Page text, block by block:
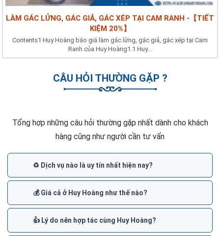
LÀM GÁC LỬNG, GÁC GIẢ, GÁC XÉP TẠI CAM RANH -【TIẾT
KIỆM 20%】
Contents1 Huy Hoàng báo giá làm gác lửng, gác giả, gác xép tại Cam
Ranh của Huy Hoàng1.1 Huy...
CÂU HỎI THƯỜNG GẶP ?
Tổng hợp những câu hỏi thường gặp nhất dành cho khách
hàng cũng như người cần tư vấn
♻️ Dịch vụ nào là uy tín nhất hiện nay?
💰 Giá cả ở Huy Hoàng như thế nào?
👍 Lý do nên hợp tác cùng Huy Hoàng?